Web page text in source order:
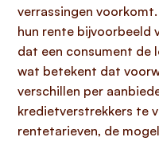
verrassingen
hun rente bijvoorbeeld
dat een consument de
wat betekent dat
verschillen per
kredietverstrekkers te
rentetarieven, de